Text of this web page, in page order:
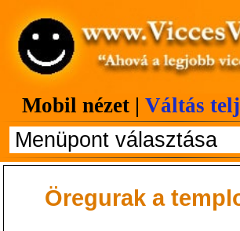
Mobil nézet | Váltás
Öregurak a